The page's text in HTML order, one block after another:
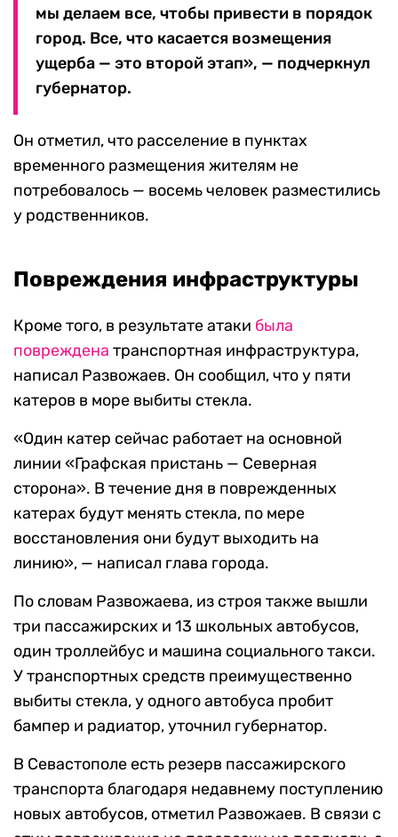
мы делаем все, чтобы привести в порядок
город. Все, что касается возмещения
ущерба — это второй этап», — подчеркнул
губернатор.
Он отметил, что расселение в пунктах
временного размещения жителям не
потребовалось — восемь человек разместились
у родственников.
Повреждения инфраструктуры
Кроме того, в результате атаки была
повреждена транспортная инфраструктура,
написал Развожаев. Он сообщил, что у пяти
катеров в море выбиты стекла.
«Один катер сейчас работает на основной
линии «Графская пристань — Северная
сторона». В течение дня в поврежденных
катерах будут менять стекла, по мере
восстановления они будут выходить на
линию», — написал глава города.
По словам Развожаева, из строя также вышли
три пассажирских и 13 школьных автобусов,
один троллейбус и машина социального такси.
У транспортных средств преимущественно
выбиты стекла, у одного автобуса пробит
бампер и радиатор, уточнил губернатор.
В Севастополе есть резерв пассажирского
транспорта благодаря недавнему поступлению
новых автобусов, отметил Развожаев. В связи с